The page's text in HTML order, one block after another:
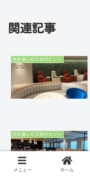
関連記事
旅を楽しむためのヒント
旅を楽しむためのヒント
メニュー ホーム